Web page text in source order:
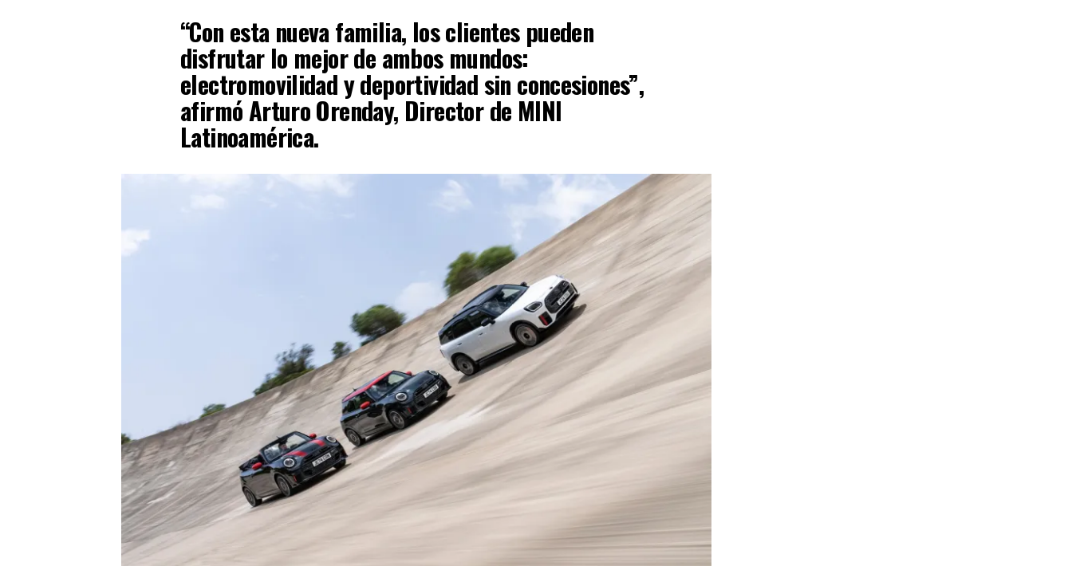
“Con esta nueva familia, los clientes pueden
disfrutar lo mejor de ambos mundos:
electromovilidad y deportividad sin concesiones”,
afirmó Arturo Orenday, Director de MINI
Latinoamérica.